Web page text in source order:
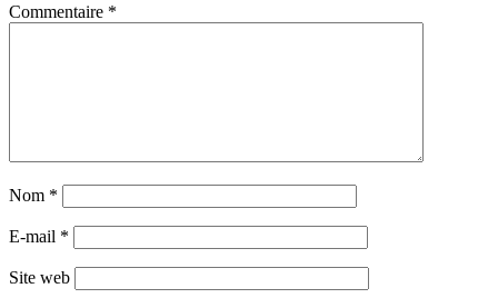
Commentaire *
Nom *
E-mail *
Site web